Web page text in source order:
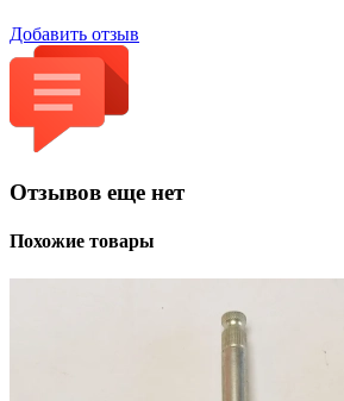
Добавить отзыв
Отзывов еще нет
Похожие товары